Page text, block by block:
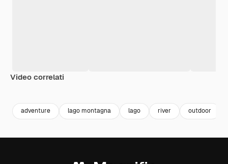
Video correlati
adventure lago montagna lago river outdoor